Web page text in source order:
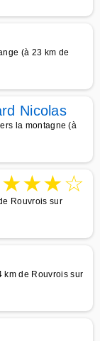
(à 23 km de
Nicolas
la montagne (à
★★★☆
Rouvrois sur
km de Rouvrois sur